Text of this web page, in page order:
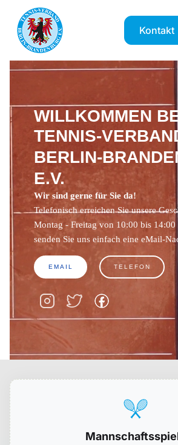
Kontakt
WILLKOMMEN
TENNIS-
BERLIN-
E.V.
Wir sind gerne für Sie da!
Telefonisch erreichen Sie unsere
Montag - Freitag von 10:00 bis 14:00
senden Sie uns einfach eine eMail-
EMAIL TELEFON